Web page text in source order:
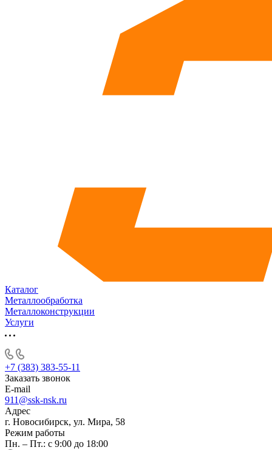
Каталог
Металлообработка
Металлоконструкции
Услуги
+7 (383) 383-55-11
Заказать звонок
E-mail
911@ssk-nsk.ru
Адрес
г. Новосибирск, ул. Мира, 58
Режим работы
Пн. – Пт.: с 9:00 до 18:00